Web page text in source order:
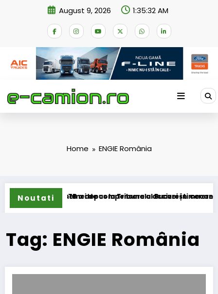
August 9, 2026 1:35:32 AM
Home ENGIE România
Noutati
schemei de compensare a accizei în mecanism
STB a depus la Tribunalul București cererea
Tag: ENGIE România